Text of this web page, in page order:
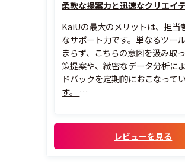
柔軟な提案力と迅速なクリエイ
KaiUの最大のメリットは、担当
なサポート力です。単なるツー
まらず、こちらの意図を汲み取
策提案や、緻密なデータ分析に
ドバックを定期的におこなって
す。
じて具体策へ落とし込んでいただ
め、非常に信頼を置いています
レビューを見る